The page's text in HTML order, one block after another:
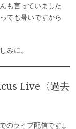
も言っていました
ても暑いですから
みに。
Live〈過去
のライブ配信です↓